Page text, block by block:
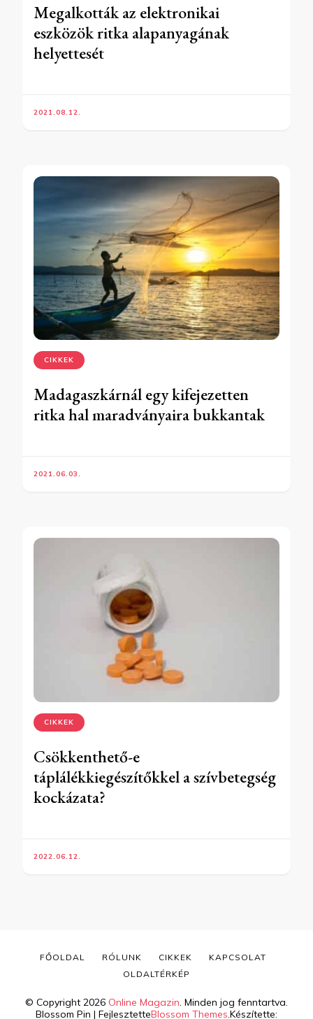
Megalkották az elektronikai
eszközök ritka alapanyagának
helyettesét
2021.08.12.
CIKKEK
Madagaszkárnál egy kifejezetten
ritka hal maradványaira bukkantak
2021.06.03.
CIKKEK
Csökkenthető-e
táplálékkiegészítőkkel a szívbetegség
kockázata?
2022.06.12.
© Copyright 2026 Online Magazin . Minden jog fenntartva.
Blossom Pin | FejlesztetteBlossom Themes .Készítette:
FŐOLDAL RÓLUNK CIKKEK
KAPCSOLAT
OLDALTÉRKÉP